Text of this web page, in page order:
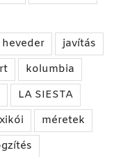
heveder
javítás
kolumbia
LA SIESTA
méretek